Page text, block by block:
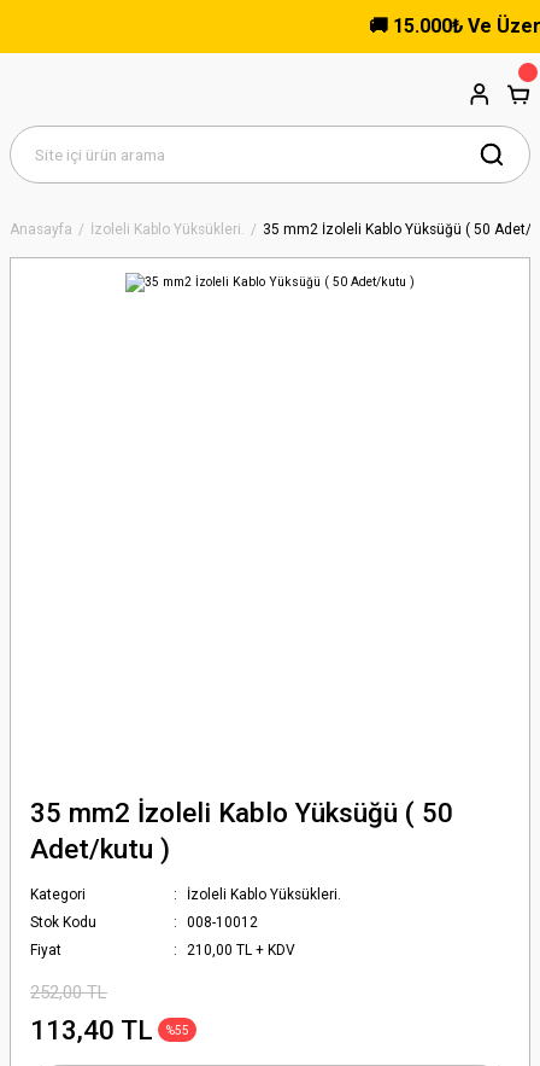
🚚 15.000₺ Ve Üzeri
Anasayfa İzoleli Kablo Yüksükleri. 35 mm2 İzoleli Kablo Yüksüğü ( 50 Adet/
35 mm2 İzoleli Kablo Yüksüğü ( 50
Adet/kutu )
Kategori
İzoleli Kablo Yüksükleri.
Stok Kodu
008-10012
Fiyat
210,00 TL + KDV
252,00 TL
113,40 TL %55